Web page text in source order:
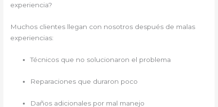
experiencia?
Muchos clientes llegan con nosotros después de malas
experiencias:
Técnicos que no solucionaron el problema
Reparaciones que duraron poco
Daños adicionales por mal manejo